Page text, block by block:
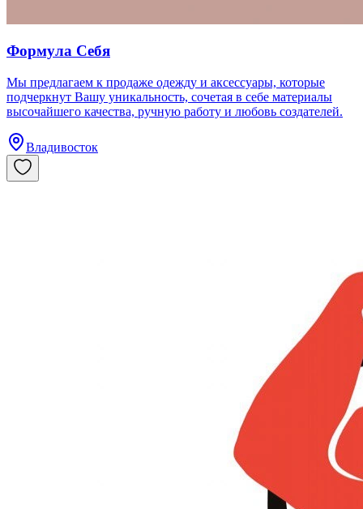
Формула Себя
Мы предлагаем к продаже одежду и аксессуары, которые
подчеркнут Вашу уникальность, сочетая в себе материалы
высочайшего качества, ручную работу и любовь создателей.
Владивосток